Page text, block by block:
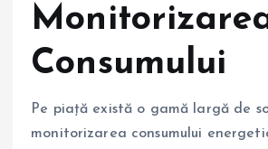
Consumului
Pe piață există o gamă largă de
monitorizarea consumului